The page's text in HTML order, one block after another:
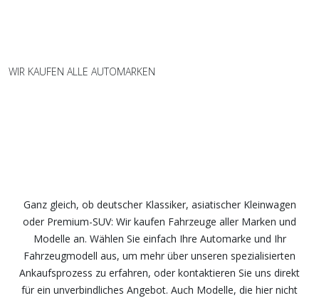
WIR KAUFEN ALLE AUTOMARKEN
Ganz gleich, ob deutscher Klassiker, asiatischer Kleinwagen
oder Premium-SUV: Wir kaufen Fahrzeuge aller Marken und
Modelle an. Wählen Sie einfach Ihre Automarke und Ihr
Fahrzeugmodell aus, um mehr über unseren spezialisierten
Ankaufsprozess zu erfahren, oder kontaktieren Sie uns direkt
für ein unverbindliches Angebot. Auch Modelle, die hier nicht